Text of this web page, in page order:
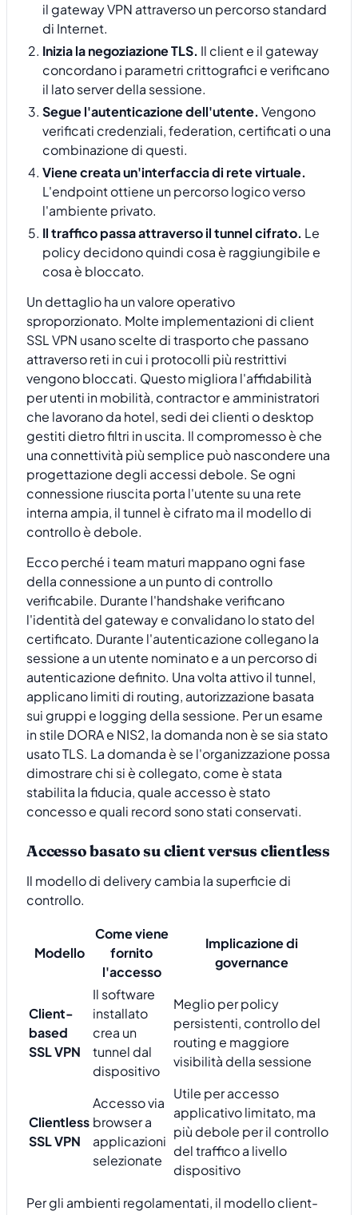
il gateway VPN attraverso un percorso standard
di Internet.
Inizia la negoziazione TLS. Il client e il gateway
concordano i parametri crittografici e verificano
il lato server della sessione.
Segue l'autenticazione dell'utente. Vengono
verificati credenziali, federation, certificati o una
combinazione di questi.
Viene creata un'interfaccia di rete virtuale.
L'endpoint ottiene un percorso logico verso
l'ambiente privato.
Il traffico passa attraverso il tunnel cifrato. Le
policy decidono quindi cosa è raggiungibile e
cosa è bloccato.
Un dettaglio ha un valore operativo
sproporzionato. Molte implementazioni di client
SSL VPN usano scelte di trasporto che passano
attraverso reti in cui i protocolli più restrittivi
vengono bloccati. Questo migliora l'affidabilità
per utenti in mobilità, contractor e amministratori
che lavorano da hotel, sedi dei clienti o desktop
gestiti dietro filtri in uscita. Il compromesso è che
una connettività più semplice può nascondere una
progettazione degli accessi debole. Se ogni
connessione riuscita porta l'utente su una rete
interna ampia, il tunnel è cifrato ma il modello di
controllo è debole.
Ecco perché i team maturi mappano ogni fase
della connessione a un punto di controllo
verificabile. Durante l'handshake verificano
l'identità del gateway e convalidano lo stato del
certificato. Durante l'autenticazione collegano la
sessione a un utente nominato e a un percorso di
autenticazione definito. Una volta attivo il tunnel,
applicano limiti di routing, autorizzazione basata
sui gruppi e logging della sessione. Per un esame
in stile DORA e NIS2, la domanda non è se sia stato
usato TLS. La domanda è se l'organizzazione possa
dimostrare chi si è collegato, come è stata
stabilita la fiducia, quale accesso è stato
concesso e quali record sono stati conservati.
Accesso basato su client versus clientless
Il modello di delivery cambia la superficie di
controllo.
Modello
Come viene
fornito
l'accesso
Implicazione di
governance
Client-
based
SSL VPN
Il software
installato
crea un
tunnel dal
dispositivo
Meglio per policy
persistenti, controllo del
routing e maggiore
visibilità della sessione
Clientless
SSL VPN
Accesso via
browser a
applicazioni
selezionate
Utile per accesso
applicativo limitato, ma
più debole per il controllo
del traffico a livello
dispositivo
Per gli ambienti regolamentati, il modello client-